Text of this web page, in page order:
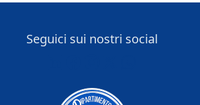
Seguici sui nostri social